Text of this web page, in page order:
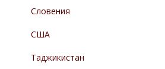
Словения
США
Таджикистан